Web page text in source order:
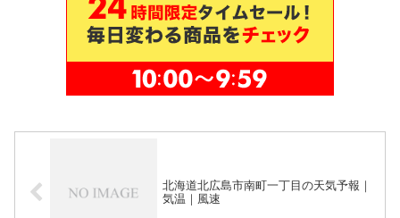
北海道北広島市南町一丁目の天気予報｜
気温｜風速